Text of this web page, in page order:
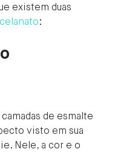
existem duas
:
de esmalte
visto em sua
Nele, a cor e o